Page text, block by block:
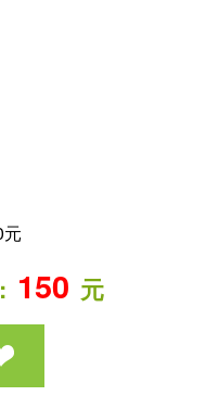
150 元